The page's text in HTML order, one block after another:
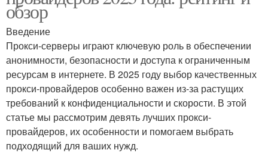
обзор
Введение
Прокси-серверы играют ключевую роль в обеспечении
анонимности, безопасности и доступа к ограниченным
ресурсам в интернете. В 2025 году выбор качественных
прокси-провайдеров особенно важен из-за растущих
требований к конфиденциальности и скорости. В этой
статье мы рассмотрим девять лучших прокси-
провайдеров, их особенности и помогаем выбрать
подходящий для ваших нужд.